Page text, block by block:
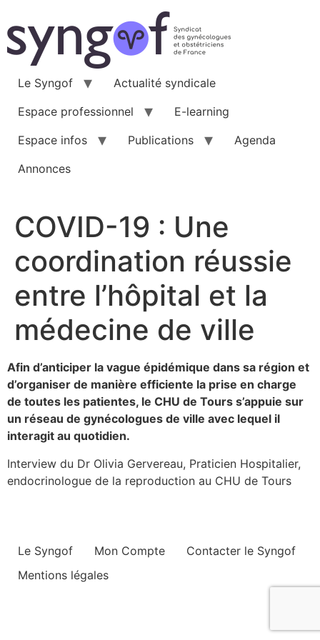
au
contenu
Le Syngof
Actualité syndicale
Espace professionnel
E-learning
Espace infos
Publications
Agenda
Annonces
COVID-19 : Une
coordination réussie
entre l’hôpital et la
médecine de ville
Afin d’anticiper la vague épidémique dans sa région et
d’organiser de manière efficiente la prise en charge
de toutes les patientes, le CHU de Tours s’appuie sur
un réseau de gynécologues de ville avec lequel il
interagit au quotidien.
Interview du Dr Olivia Gervereau, Praticien Hospitalier,
endocrinologue de la reproduction au CHU de Tours
Le Syngof Mon Compte
Contacter le Syngof
Mentions légales